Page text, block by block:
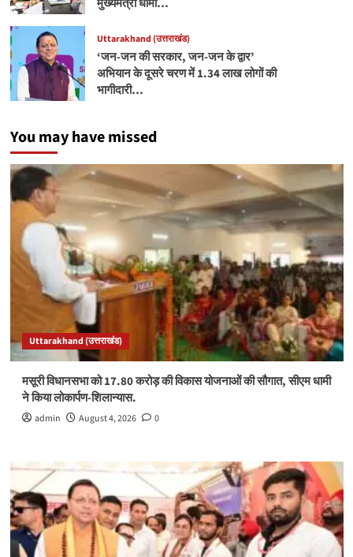
मुख्यमंत्री धामी…
Uttarakhand (उत्तराखंड)
‘जन-जन की सरकार, जन-जन के द्वार’
अभियान के दूसरे चरण में 1.34 लाख लोगों की
भागीदारी…
You may have missed
Uttarakhand (उत्तराखंड)
मसूरी विधानसभा को 17.80 करोड़ की विकास योजनाओं की सौगात, सीएम धामी
ने किया लोकार्पण-शिलान्यास.
admin August 4, 2026 0